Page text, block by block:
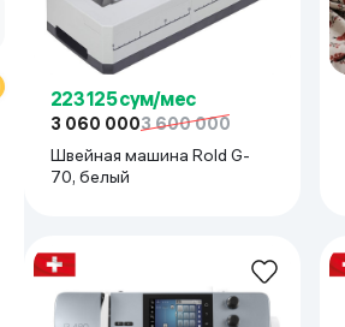
Очки виртуальной реальности
Умные очки
223 125 сум/мес
3 060 0003 600 000
Швейная машина Rold G-
70, белый